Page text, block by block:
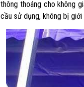
thông thoáng cho không
cầu sử dụng, không bị